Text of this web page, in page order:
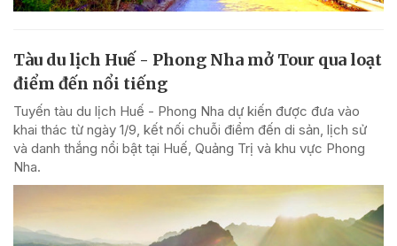
Tàu du lịch Huế - Phong Nha mở Tour qua loạt
điểm đến nổi tiếng
Tuyến tàu du lịch Huế - Phong Nha dự kiến được đưa vào
khai thác từ ngày 1/9, kết nối chuỗi điểm đến di sản, lịch sử
và danh thắng nổi bật tại Huế, Quảng Trị và khu vực Phong
Nha.